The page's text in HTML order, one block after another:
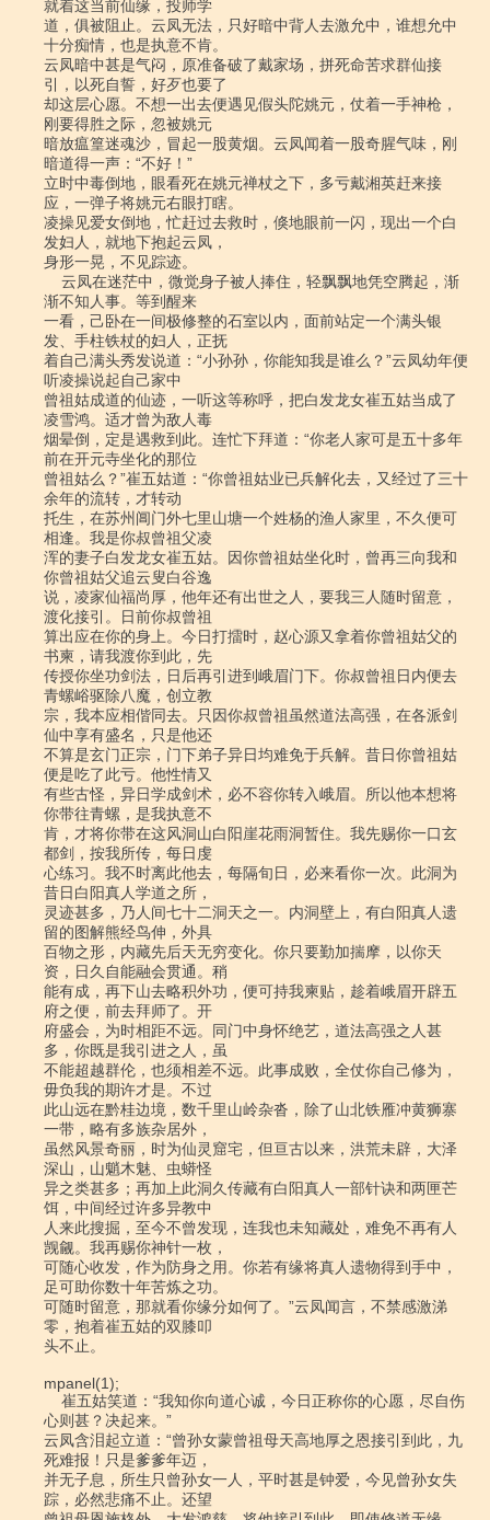
就着这当前仙缘，投师学
道，俱被阻止。云凤无法，只好暗中背人去激允中，谁想允中
十分痴情，也是执意不肯。
云凤暗中甚是气闷，原准备破了戴家场，拼死命苦求群仙接
引，以死自誓，好歹也要了
却这层心愿。不想一出去便遇见假头陀姚元，仗着一手神枪，
刚要得胜之际，忽被姚元
暗放瘟篁迷魂沙，冒起一股黄烟。云凤闻着一股奇腥气味，刚
暗道得一声：“不好！”
立时中毒倒地，眼看死在姚元禅杖之下，多亏戴湘英赶来接
应，一弹子将姚元右眼打瞎。
凌操见爱女倒地，忙赶过去救时，倏地眼前一闪，现出一个白
发妇人，就地下抱起云凤，
身形一晃，不见踪迹。
渐不知人事。等到醒来
一看，己卧在一间极修整的石室以内，面前站定一个满头银
发、手柱铁杖的妇人，正抚
着自己满头秀发说道：“小孙孙，你能知我是谁么？”云凤幼年便
听凌操说起自己家中
曾祖姑成道的仙迹，一听这等称呼，把白发龙女崔五姑当成了
凌雪鸿。适才曾为敌人毒
烟晕倒，定是遇救到此。连忙下拜道：“你老人家可是五十多年
前在开元寺坐化的那位
曾祖姑么？”崔五姑道：“你曾祖姑业已兵解化去，又经过了三十
余年的流转，才转动
托生，在苏州阊门外七里山塘一个姓杨的渔人家里，不久便可
相逢。我是你叔曾祖父凌
浑的妻子白发龙女崔五姑。因你曾祖姑坐化时，曾再三向我和
你曾祖姑父追云叟白谷逸
说，凌家仙福尚厚，他年还有出世之人，要我三人随时留意，
渡化接引。日前你叔曾祖
算出应在你的身上。今日打擂时，赵心源又拿着你曾祖姑父的
书柬，请我渡你到此，先
传授你坐功剑法，日后再引进到峨眉门下。你叔曾祖日内便去
青螺峪驱除八魔，创立教
宗，我本应相偕同去。只因你叔曾祖虽然道法高强，在各派剑
仙中享有盛名，只是他还
不算是玄门正宗，门下弟子异日均难免于兵解。昔日你曾祖姑
便是吃了此亏。他性情又
有些古怪，异日学成剑术，必不容你转入峨眉。所以他本想将
你带往青螺，是我执意不
肯，才将你带在这风洞山白阳崖花雨洞暂住。我先赐你一口玄
都剑，按我所传，每日虔
心练习。我不时离此他去，每隔旬日，必来看你一次。此洞为
昔日白阳真人学道之所，
灵迹甚多，乃人间七十二洞天之一。内洞壁上，有白阳真人遗
留的图解熊经鸟伸，外具
百物之形，内藏先后天无穷变化。你只要勤加揣摩，以你天
资，日久自能融会贯通。稍
能有成，再下山去略积外功，便可持我柬贴，趁着峨眉开辟五
府之便，前去拜师了。开
府盛会，为时相距不远。同门中身怀绝艺，道法高强之人甚
多，你既是我引进之人，虽
不能超越群伦，也须相差不远。此事成败，全仗你自己修为，
毋负我的期许才是。不过
此山远在黔桂边境，数千里山岭杂沓，除了山北铁雁冲黄狮寨
一带，略有多族杂居外，
虽然风景奇丽，时为仙灵窟宅，但亘古以来，洪荒未辟，大泽
深山，山魈木魅、虫蟒怪
异之类甚多；再加上此洞久传藏有白阳真人一部针诀和两匣芒
饵，中间经过许多异教中
人来此搜掘，至今不曾发现，连我也未知藏处，难免不再有人
觊觎。我再赐你神针一枚，
可随心收发，作为防身之用。你若有缘将真人遗物得到手中，
足可助你数十年苦炼之功。
可随时留意，那就看你缘分如何了。”云凤闻言，不禁感激涕
零，抱着崔五姑的双膝叩
头不止。
mpanel(1);
心则甚？决起来。”
云凤含泪起立道：“曾孙女蒙曾祖母天高地厚之恩接引到此，九
死难报！只是爹爹年迈，
并无子息，所生只曾孙女一人，平时甚是钟爱，今见曾孙女失
踪，必然悲痛不止。还望